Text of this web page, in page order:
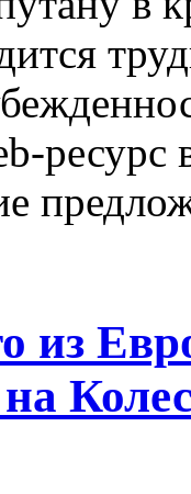
ресурс
из